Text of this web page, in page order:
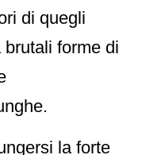
di quegli
forme di
la forte